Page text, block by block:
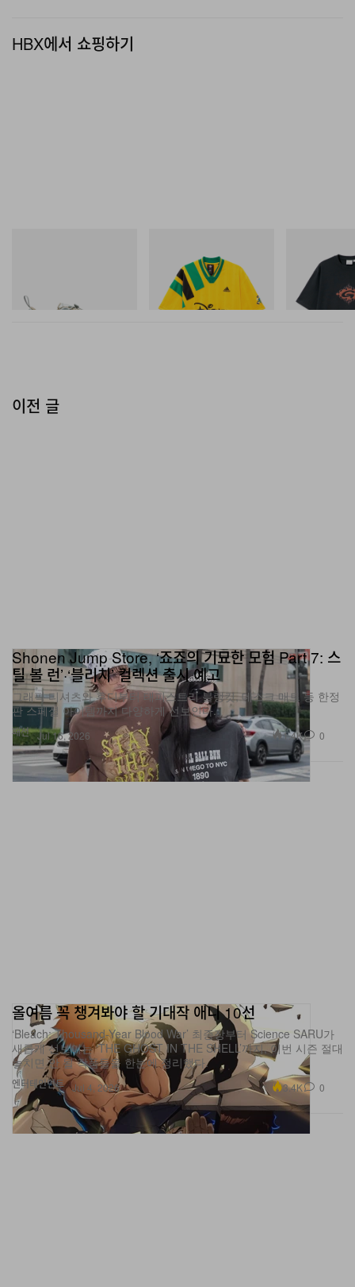
HBX에서 쇼핑하기
쇼핑하기
Adidas Originals X Brain
Dead Disney Football Jersey
쇼핑하기
Flame Tee
쇼핑하기
패션
틸 볼 런’·‘블리치’ 컬렉션 출시 예고
그래픽 티셔츠와 후디부터 태피스트리 블랭킷, 데스크 매트 등 한정
판 스페셜 아이템까지 다양하게 선보인다.
Jul 16, 2026 1.4K
엔터테인먼트
‘Bleach: Thousand-Year Blood War’ 최종장부터 Science SARU가
새롭게 선보이는 ‘THE GHOST IN THE SHELL’까지, 이번 시즌 절대
놓치면 안 될 작품들을 한눈에 정리했다.
Jul 4, 2026 3.4K